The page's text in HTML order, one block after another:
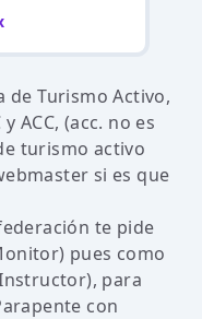
de Turismo Activo,
ACC, (acc. no es
turismo activo
si es que
te pide
pues como
para
con